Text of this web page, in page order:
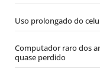
Uso prolongado do
Computador raro dos
quase perdido